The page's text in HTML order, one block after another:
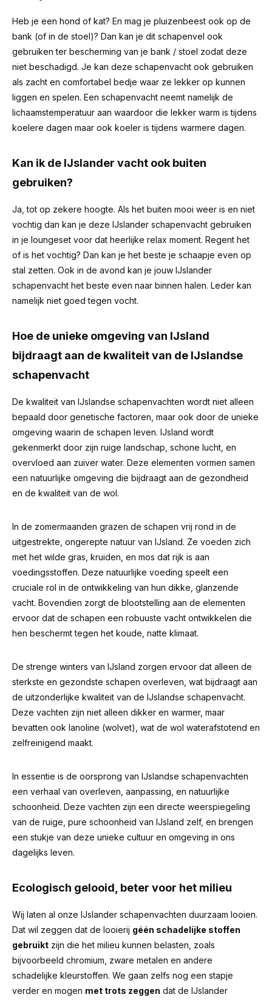
Heb je een hond of kat? En mag je pluizenbeest ook op de
bank (of in de stoel)? Dan kan je dit schapenvel ook
gebruiken ter bescherming van je bank / stoel zodat deze
niet beschadigd. Je kan deze schapenvacht ook gebruiken
als zacht en comfortabel bedje waar ze lekker op kunnen
liggen en spelen. Een schapenvacht neemt namelijk de
lichaamstemperatuur aan waardoor die lekker warm is tijdens
koelere dagen maar ook koeler is tijdens warmere dagen.
Kan ik de IJslander vacht ook buiten
gebruiken?
Ja, tot op zekere hoogte. Als het buiten mooi weer is en niet
vochtig dan kan je deze IJslander schapenvacht gebruiken
in je loungeset voor dat heerlijke relax moment. Regent het
of is het vochtig? Dan kan je het beste je schaapje even op
stal zetten. Ook in de avond kan je jouw IJslander
schapenvacht het beste even naar binnen halen. Leder kan
namelijk niet goed tegen vocht.
Hoe de unieke omgeving van IJsland
bijdraagt aan de kwaliteit van de IJslandse
schapenvacht
De kwaliteit van IJslandse schapenvachten wordt niet alleen
bepaald door genetische factoren, maar ook door de unieke
omgeving waarin de schapen leven. IJsland wordt
gekenmerkt door zijn ruige landschap, schone lucht, en
overvloed aan zuiver water. Deze elementen vormen samen
een natuurlijke omgeving die bijdraagt aan de gezondheid
en de kwaliteit van de wol.
In de zomermaanden grazen de schapen vrij rond in de
uitgestrekte, ongerepte natuur van IJsland. Ze voeden zich
met het wilde gras, kruiden, en mos dat rijk is aan
voedingsstoffen. Deze natuurlijke voeding speelt een
cruciale rol in de ontwikkeling van hun dikke, glanzende
vacht. Bovendien zorgt de blootstelling aan de elementen
ervoor dat de schapen een robuuste vacht ontwikkelen die
hen beschermt tegen het koude, natte klimaat.
De strenge winters van IJsland zorgen ervoor dat alleen de
sterkste en gezondste schapen overleven, wat bijdraagt aan
de uitzonderlijke kwaliteit van de IJslandse schapenvacht.
Deze vachten zijn niet alleen dikker en warmer, maar
bevatten ook lanoline (wolvet), wat de wol waterafstotend en
zelfreinigend maakt.
In essentie is de oorsprong van IJslandse schapenvachten
een verhaal van overleven, aanpassing, en natuurlijke
schoonheid. Deze vachten zijn een directe weerspiegeling
van de ruige, pure schoonheid van IJsland zelf, en brengen
een stukje van deze unieke cultuur en omgeving in ons
dagelijks leven.
Ecologisch gelooid, beter voor het milieu
Wij laten al onze IJslander schapenvachten duurzaam looien.
Dat wil zeggen dat de looierij géén schadelijke stoffen
gebruikt zijn die het milieu kunnen belasten, zoals
bijvoorbeeld chromium, zware metalen en andere
schadelijke kleurstoffen. We gaan zelfs nog een stapje
verder en mogen met trots zeggen dat de IJslander